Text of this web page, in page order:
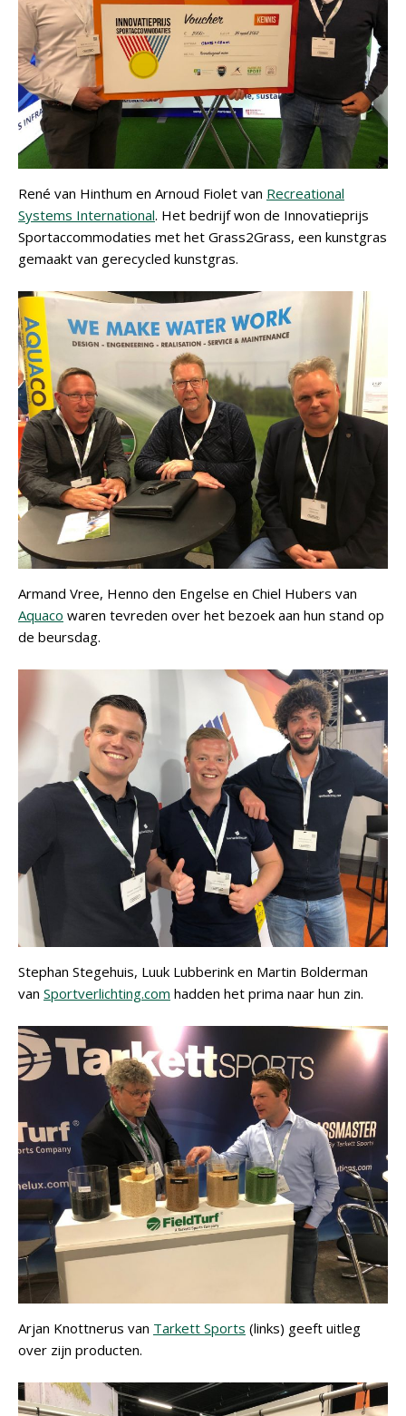
René van Hinthum en Arnoud Fiolet van Recreational
Systems International. Het bedrijf won de Innovatieprijs
Sportaccommodaties met het Grass2Grass, een kunstgras
gemaakt van gerecycled kunstgras.
Armand Vree, Henno den Engelse en Chiel Hubers van
Aquaco waren tevreden over het bezoek aan hun stand op
de beursdag.
Stephan Stegehuis, Luuk Lubberink en Martin Bolderman
van Sportverlichting.com hadden het prima naar hun zin.
Arjan Knottnerus van Tarkett Sports (links) geeft uitleg
over zijn producten.